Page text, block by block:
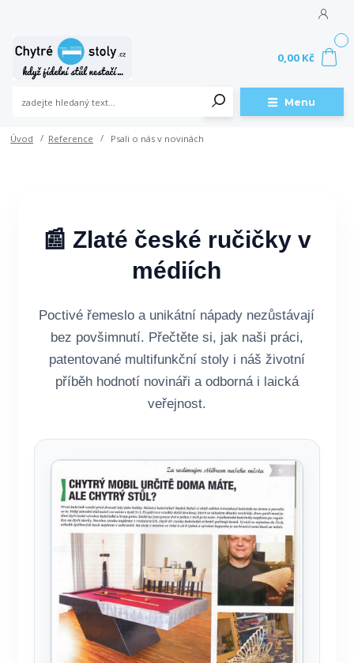
Menu
0,00 Kč
Úvod Reference Psali o nás v novinách
📰 Zlaté české ručičky v
médiích
Poctivé řemeslo a unikátní nápady nezůstávají
bez povšimnutí. Přečtěte si, jak naši práci,
patentované multifunkční stoly i náš životní
příběh hodnotí novináři a odborná i laická
veřejnost.